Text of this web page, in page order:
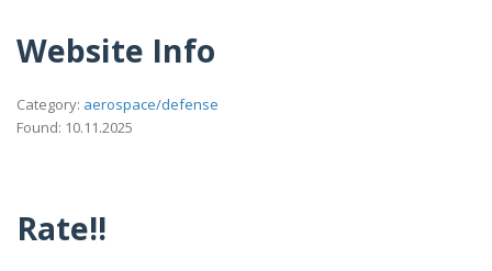
Website Info
Category: aerospace/defense
Found: 10.11.2025
Rate!!